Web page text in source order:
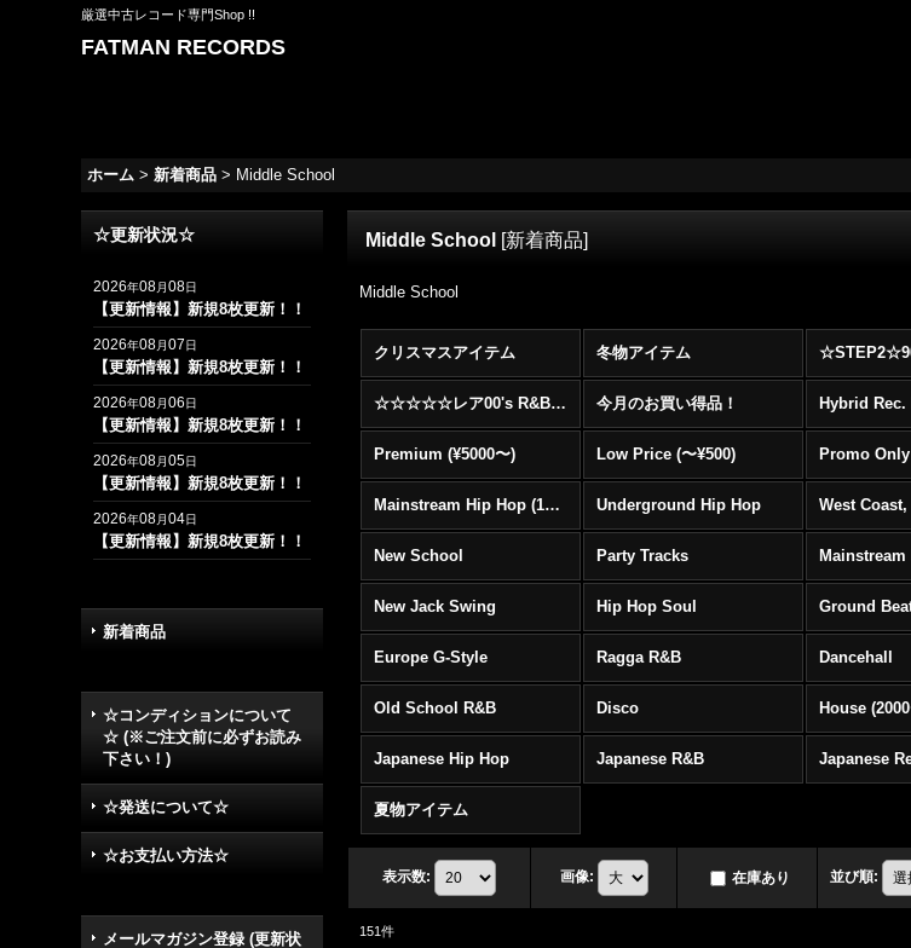
厳選中古レコード専門Shop !!
FATMAN RECORDS
ホーム > 新着商品 > Middle School
☆更新状況☆
2026年08月08日
【更新情報】新規8枚更新！！
2026年08月07日
【更新情報】新規8枚更新！！
2026年08月06日
【更新情報】新規8枚更新！！
2026年08月05日
【更新情報】新規8枚更新！！
2026年08月04日
【更新情報】新規8枚更新！！
新着商品
☆コンディションについて
☆ (※ご注文前に必ずお読み
下さい！)
☆発送について☆
☆お支払い方法☆
メールマガジン登録 (更新状
Middle School [新着商品]
Middle School
クリスマスアイテム 冬物アイテム
☆☆☆☆☆レア00's R&B Promo Only盤特集！！☆☆☆☆☆ 今月のお買い得品！ Hybrid
Premium (¥5000〜) Low Price (〜¥500) Promo
Mainstream Hip Hop (1990〜1999) Underground Hip Hop West
New School Party Tracks Mainstream
New Jack Swing Hip Hop Soul Ground
Europe G-Style Ragga R&B Dancehall
Old School R&B Disco House
Japanese Hip Hop Japanese R&B Japanese
夏物アイテム
表示数: 画像: 在庫あり 並び順:
151件